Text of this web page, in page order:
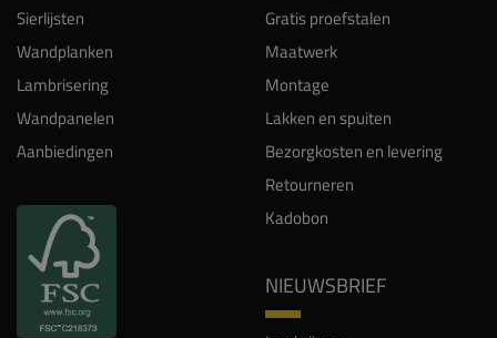
Sierlijsten
Wandplanken
Lambrisering
Wandpanelen
Aanbiedingen
Gratis proefstalen
Maatwerk
Montage
Lakken en spuiten
Bezorgkosten en levering
Retourneren
Kadobon
NIEUWSBRIEF